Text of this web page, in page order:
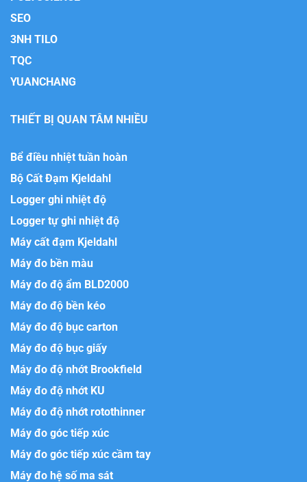
SEO
3NH TILO
TQC
YUANCHANG
THIẾT BỊ QUAN TÂM NHIỀU
Bể điều nhiệt tuần hoàn
Bộ Cất Đạm Kjeldahl
Logger ghi nhiệt độ
Logger tự ghi nhiệt độ
Máy cất đạm Kjeldahl
Máy đo bền màu
Máy đo độ ẩm BLD2000
Máy đo độ bền kéo
Máy đo độ bục carton
Máy đo độ bục giấy
Máy đo độ nhớt Brookfield
Máy đo độ nhớt KU
Máy đo độ nhớt rotothinner
Máy đo góc tiếp xúc
Máy đo góc tiếp xúc cầm tay
Máy đo hệ số ma sát